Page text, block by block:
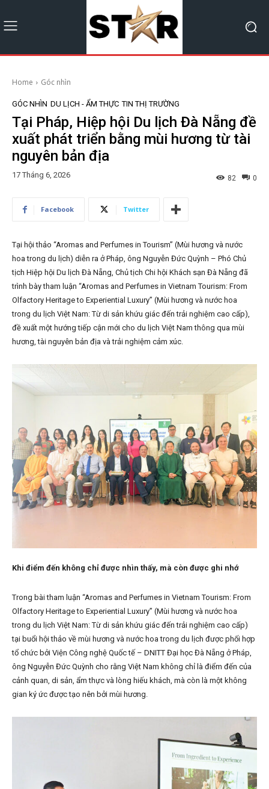
Home Góc nhìn
GÓC NHÌN DU LỊCH - ẨM THỰC TIN THỊ TRƯỜNG
Tại Pháp, Hiệp hội Du lịch Đà Nẵng đề
xuất phát triển bằng mùi hương từ tài
nguyên bản địa
17 Tháng 6, 2026 0
82
Facebook Twitter
Tại hội thảo “Aromas and Perfumes in Tourism” (Mùi hương và nước
hoa trong du lịch) diễn ra ở Pháp, ông Nguyễn Đức Quỳnh – Phó Chủ
tịch Hiệp hội Du lịch Đà Nẵng, Chủ tịch Chi hội Khách sạn Đà Nẵng đã
trình bày tham luận “Aromas and Perfumes in Vietnam Tourism: From
Olfactory Heritage to Experiential Luxury” (Mùi hương và nước hoa
trong du lịch Việt Nam: Từ di sản khứu giác đến trải nghiệm cao cấp),
đề xuất một hướng tiếp cận mới cho du lịch Việt Nam thông qua mùi
hương, tài nguyên bản địa và trải nghiệm cảm xúc.
Khi điểm đến không chỉ được nhìn thấy, mà còn được ghi nhớ
Trong bài tham luận “Aromas and Perfumes in Vietnam Tourism: From
Olfactory Heritage to Experiential Luxury” (Mùi hương và nước hoa
trong du lịch Việt Nam: Từ di sản khứu giác đến trải nghiệm cao cấp)
tại buổi hội thảo về mùi hương và nước hoa trong du lịch được phối hợp
tổ chức bởi Viện Công nghệ Quốc tế – DNITT Đại học Đà Nẵng ở Pháp,
ông Nguyễn Đức Quỳnh cho rằng Việt Nam không chỉ là điểm đến của
cảnh quan, di sản, ẩm thực và lòng hiếu khách, mà còn là một không
gian ký ức được tạo nên bởi mùi hương.